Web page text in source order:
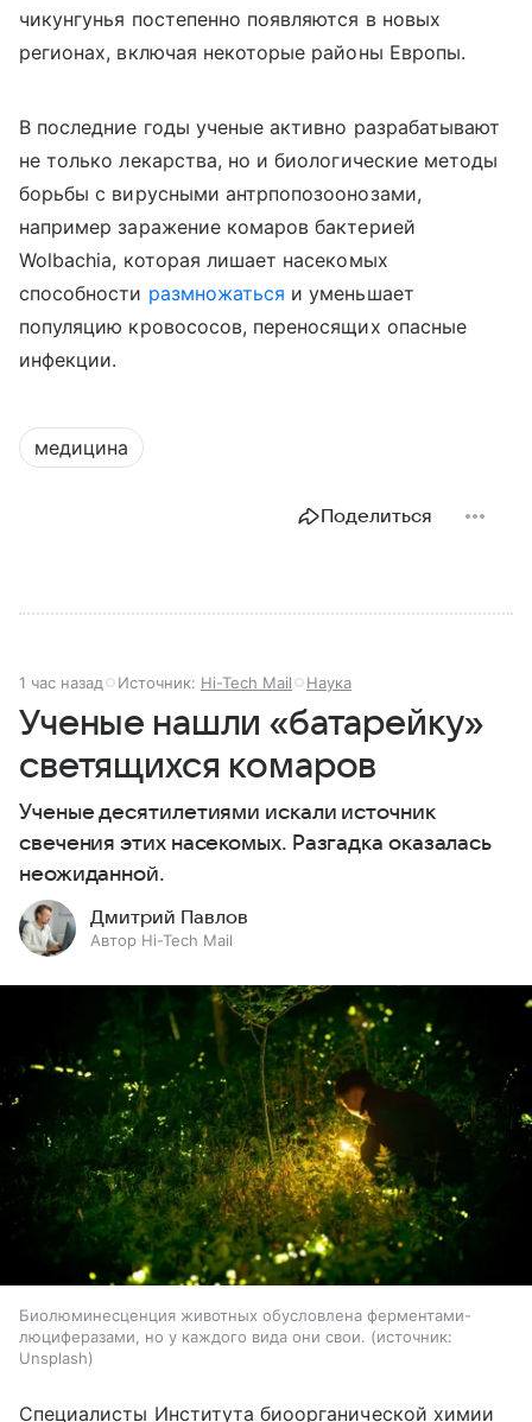
чикунгунья постепенно появляются в новых
регионах, включая некоторые районы Европы.
В последние годы ученые активно разрабатывают
не только лекарства, но и биологические методы
борьбы с вирусными антрпопозоонозами,
например заражение комаров бактерией
Wolbachia, которая лишает насекомых
способности размножаться и уменьшает
популяцию кровососов, переносящих опасные
инфекции.
медицина
Поделиться
1 час назад Источник: Hi-Tech Mail Наука
Ученые нашли «батарейку»
светящихся комаров
Ученые десятилетиями искали источник
свечения этих насекомых. Разгадка оказалась
неожиданной.
Дмитрий Павлов
Автор Hi-Tech Mail
Биолюминесценция животных обусловлена ферментами-
люциферазами, но у каждого вида они свои.
источник:
Unsplash
Специалисты Института биоорганической химии